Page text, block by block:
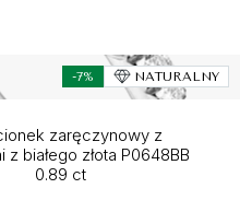
-7% NATURALNY
zaręczynowy z
z białego złota P0648BB
0.89 ct